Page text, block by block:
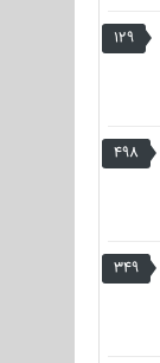
129
498
349